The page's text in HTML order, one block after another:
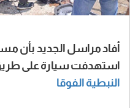
أفاد مراسل الجديد بأن
استهدفت سيارة على
النبطية الفوقا